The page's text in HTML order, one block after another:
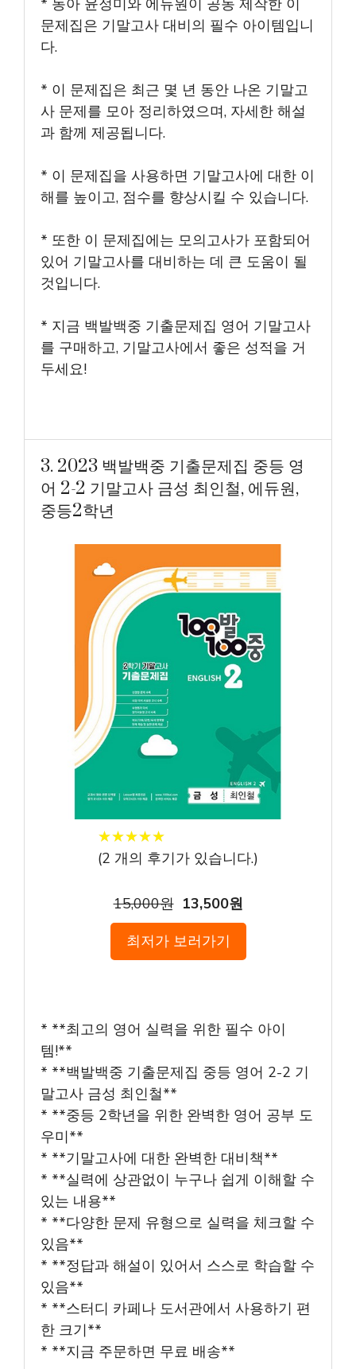
* 동아 윤정미와 에듀원이 공동 제작한 이
문제집은 기말고사 대비의 필수 아이템입니
다.
* 이 문제집은 최근 몇 년 동안 나온 기말고
사 문제를 모아 정리하였으며, 자세한 해설
과 함께 제공됩니다.
* 이 문제집을 사용하면 기말고사에 대한 이
해를 높이고, 점수를 향상시킬 수 있습니다.
* 또한 이 문제집에는 모의고사가 포함되어
있어 기말고사를 대비하는 데 큰 도움이 될
것입니다.
* 지금 백발백중 기출문제집 영어 기말고사
를 구매하고, 기말고사에서 좋은 성적을 거
두세요!
3. 2023 백발백중 기출문제집 중등 영
어 2-2 기말고사 금성 최인철, 에듀원,
중등2학년
★★★★★
★★★★★
(2 개의 후기가 있습니다.)
15,000원 13,500원
최저가 보러가기
* **최고의 영어 실력을 위한 필수 아이
템!**
* **백발백중 기출문제집 중등 영어 2-2 기
말고사 금성 최인철**
* **중등 2학년을 위한 완벽한 영어 공부 도
우미**
* **기말고사에 대한 완벽한 대비책**
* **실력에 상관없이 누구나 쉽게 이해할 수
있는 내용**
* **다양한 문제 유형으로 실력을 체크할 수
있음**
* **정답과 해설이 있어서 스스로 학습할 수
있음**
* **스터디 카페나 도서관에서 사용하기 편
한 크기**
* **지금 주문하면 무료 배송**